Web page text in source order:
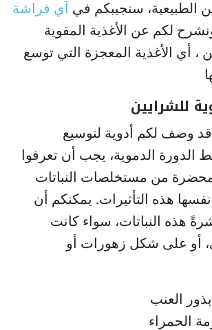
الطبيعية، سنجيبكم في آي فراشة
لكم عن الأغذية المقوية
، أي الأغذية المعجزة التي توسع
للشرايين
قد وصف لكم أدوية لتوسيع
الدورة الدموية، يجب أن تعرفوا
محضرة من مستخلصات النباتات
هذه التأثيرات. يمكنكم أن
هذه النباتات، سواء كانت
أو على شكل زهورات أو
العنب
الحمراء